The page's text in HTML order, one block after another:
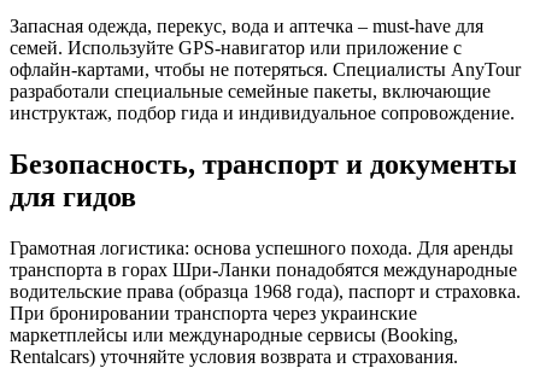
Запасная одежда, перекус, вода и аптечка – must-have для
семей. Используйте GPS-навигатор или приложение с
офлайн-картами, чтобы не потеряться. Специалисты AnyTour
разработали специальные семейные пакеты, включающие
инструктаж, подбор гида и индивидуальное сопровождение.
Безопасность, транспорт и документы
для гидов
Грамотная логистика: основа успешного похода. Для аренды
транспорта в горах Шри-Ланки понадобятся международные
водительские права (образца 1968 года), паспорт и страховка.
При бронировании транспорта через украинские
маркетплейсы или международные сервисы (Booking,
Rentalcars) уточняйте условия возврата и страхования.